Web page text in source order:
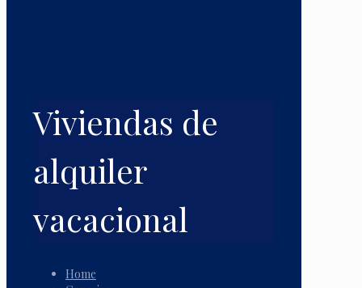
Viviendas de
alquiler
vacacional
Home